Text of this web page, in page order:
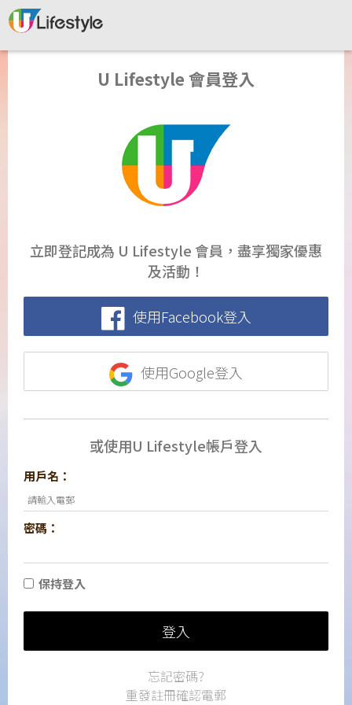
U Lifestyle 會員登入
立即登記成為 U Lifestyle 會員，盡享獨家優惠
及活動！
使用Facebook登入
使用Google登入
或使用U Lifestyle帳戶登入
用戶名：
密碼：
保持登入
登入
忘記密碼?
重發註冊確認電郵